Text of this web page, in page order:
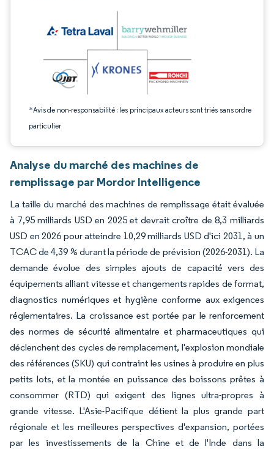
*Avis de non-responsabilité : les principaux acteurs sont triés sans ordre
particulier
Analyse du marché des machines de
remplissage par Mordor Intelligence
La taille du marché des machines de remplissage était évaluée
à 7,95 milliards USD en 2025 et devrait croître de 8,3 milliards
USD en 2026 pour atteindre 10,29 milliards USD d'ici 2031, à un
TCAC de 4,39 % durant la période de prévision (2026-2031). La
demande évolue des simples ajouts de capacité vers des
équipements alliant vitesse et changements rapides de format,
diagnostics numériques et hygiène conforme aux exigences
réglementaires. La croissance est portée par le renforcement
des normes de sécurité alimentaire et pharmaceutiques qui
déclenchent des cycles de remplacement, l'explosion mondiale
des références (SKU) qui contraint les usines à produire en plus
petits lots, et la montée en puissance des boissons prêtes à
consommer (RTD) qui exigent des lignes ultra-propres à
grande vitesse. L'Asie-Pacifique détient la plus grande part
régionale et les meilleures perspectives d'expansion, portées
par les investissements de la Chine et de l'Inde dans la